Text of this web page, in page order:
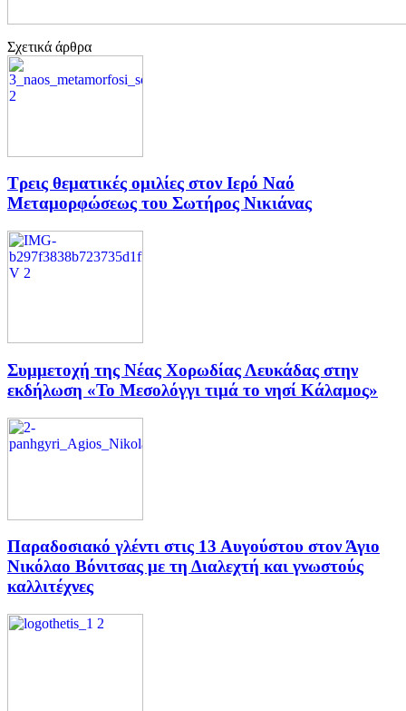
Σχετικά άρθρα
Τρεις θεματικές ομιλίες στον Ιερό Ναό
Μεταμορφώσεως του Σωτήρος Νικιάνας
Συμμετοχή της Νέας Χορωδίας Λευκάδας στην
εκδήλωση «Το Μεσολόγγι τιμά το νησί Κάλαμος»
Παραδοσιακό γλέντι στις 13 Αυγούστου στον Άγιο
Νικόλαο Βόνιτσας με τη Διαλεχτή και γνωστούς
καλλιτέχνες